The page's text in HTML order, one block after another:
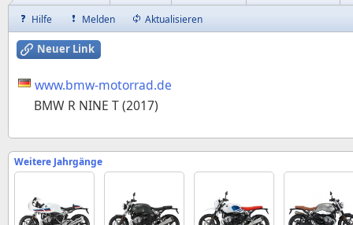
Hilfe
Melden Aktualisieren
Neuer Link
www.bmw-motorrad.de
BMW R NINE T (2017)
Weitere Jahrgänge